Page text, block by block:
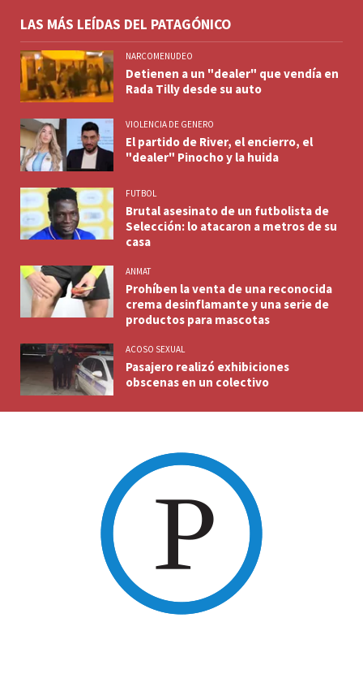
LAS MÁS LEÍDAS DEL PATAGÓNICO
NARCOMENUDEO
Detienen a un "dealer" que vendía en
Rada Tilly desde su auto
VIOLENCIA DE GENERO
El partido de River, el encierro, el
"dealer" Pinocho y la huida
FUTBOL
Brutal asesinato de un futbolista de
Selección: lo atacaron a metros de su
casa
ANMAT
Prohíben la venta de una reconocida
crema desinflamante y una serie de
productos para mascotas
ACOSO SEXUAL
Pasajero realizó exhibiciones
obscenas en un colectivo